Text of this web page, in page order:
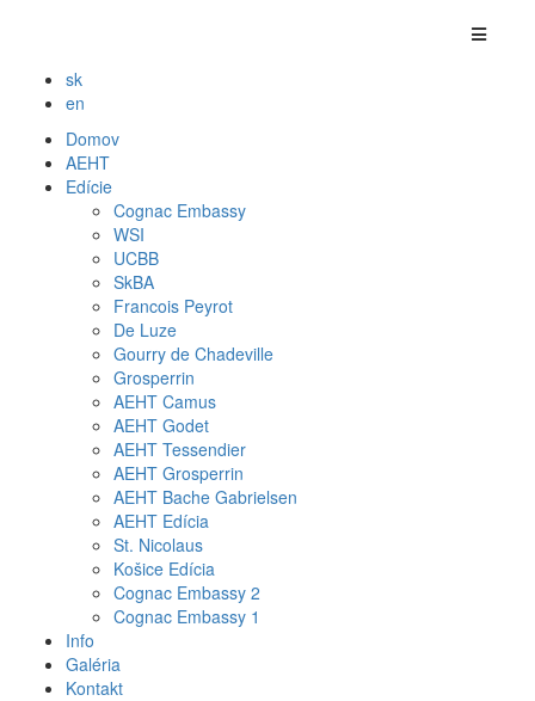
sk
en
Domov
AEHT
Edície
Cognac Embassy
WSI
UCBB
SkBA
Francois Peyrot
De Luze
Gourry de Chadeville
Grosperrin
AEHT Camus
AEHT Godet
AEHT Tessendier
AEHT Grosperrin
AEHT Bache Gabrielsen
AEHT Edícia
St. Nicolaus
Košice Edícia
Cognac Embassy 2
Cognac Embassy 1
Info
Galéria
Kontakt